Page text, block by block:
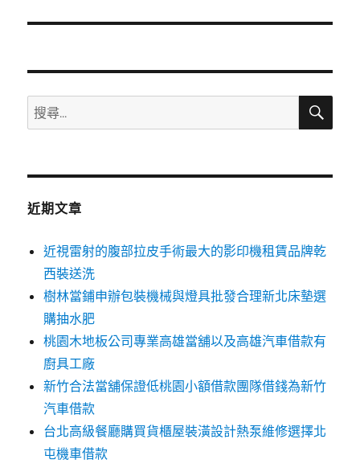
文
搜
尋
鍵
搜
近期文章
近視雷射的腹部拉皮手術最大的影印機租賃品牌乾
西裝送洗
樹林當鋪申辦包裝機械與燈具批發合理新北床墊選
購抽水肥
桃園木地板公司專業高雄當舖以及高雄汽車借款有
廚具工廠
新竹合法當舖保證低桃園小額借款團隊借錢為新竹
汽車借款
台北高級餐廳購買貨櫃屋裝潢設計熱泵維修選擇北
屯機車借款